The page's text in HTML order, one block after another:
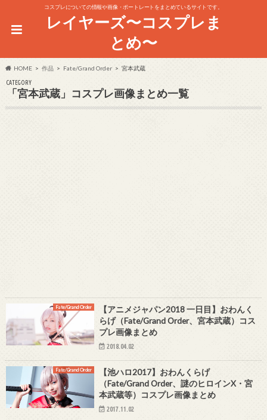
コスプレについての情報や画像・ポートレートをまとめているサイトです。
レイヤーズ〜コスプレま
とめ〜
HOME 作品 Fate/Grand Order 宮本武蔵
CATEGORY
「宮本武蔵」コスプレ画像まとめ一覧
Fate/Grand Order
【アニメジャパン2018 一日目】おわんく
らげ（Fate/Grand Order、宮本武蔵）コス
プレ画像まとめ
2018.04.02
Fate/Grand Order
【池ハロ2017】おわんくらげ
（Fate/Grand Order、謎のヒロインX・宮
本武蔵等）コスプレ画像まとめ
2017.11.02